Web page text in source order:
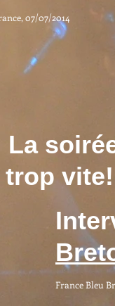
07/07/2014
trop
France Bleu